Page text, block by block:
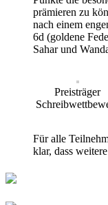
prämieren zu
nach einem
6d (goldene
Sahar und
Preisträger
Für alle
klar, dass